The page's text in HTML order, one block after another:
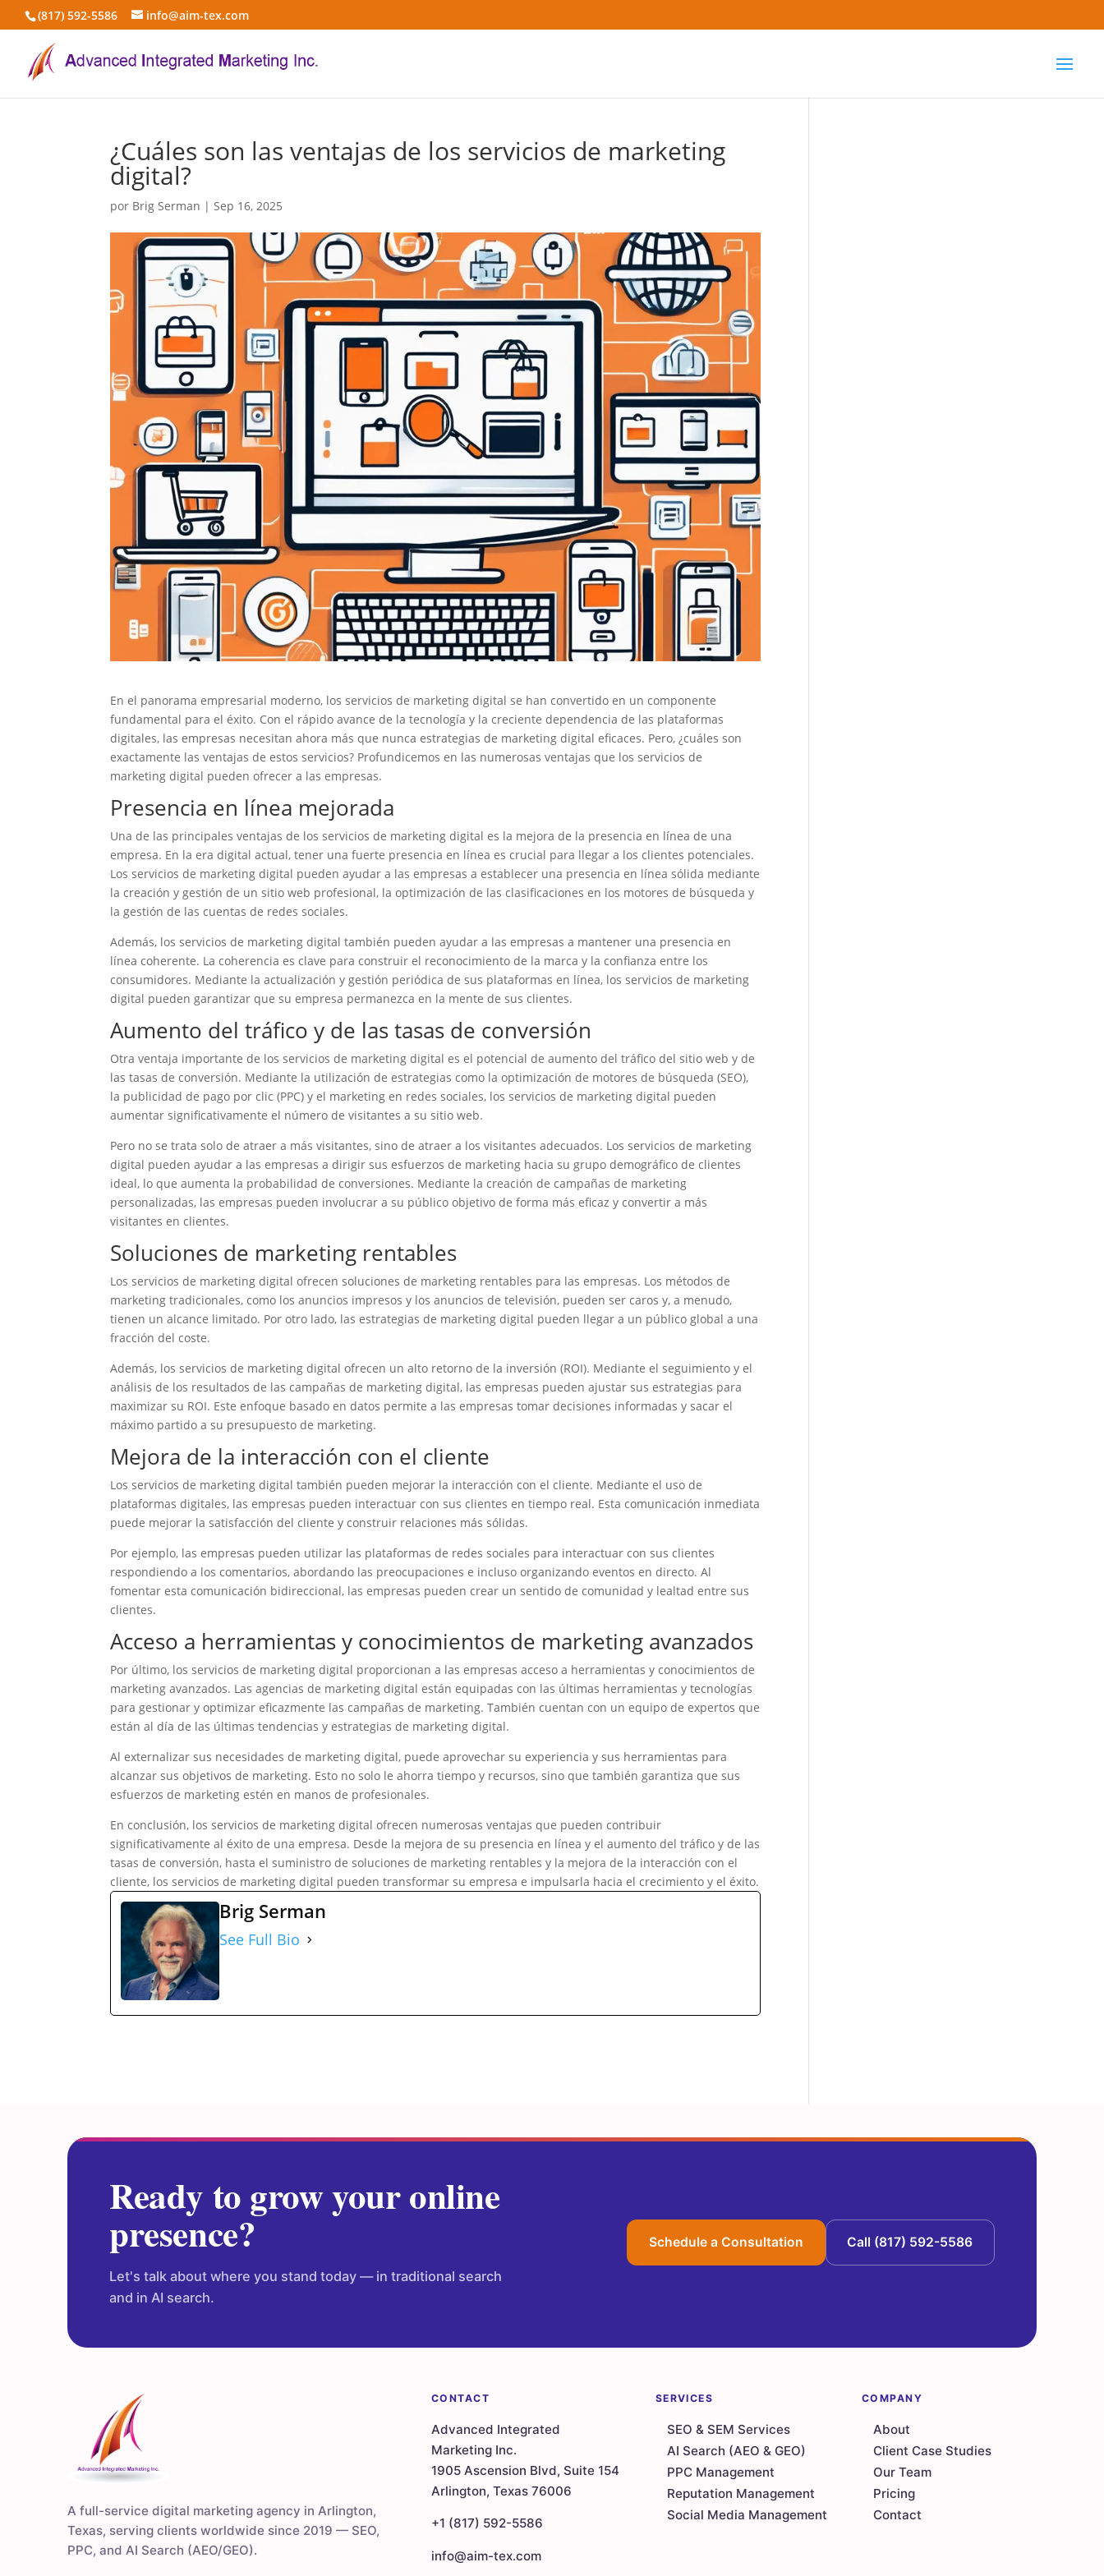
(817) 592-5586 info@aim-tex.com
¿Cuáles son las ventajas de los servicios de marketing
digital?
por Brig Serman |Sep 16, 2025
En el panorama empresarial moderno, los servicios de marketing digital se han convertido en un componente
fundamental para el éxito. Con el rápido avance de la tecnología y la creciente dependencia de las plataformas
digitales, las empresas necesitan ahora más que nunca estrategias de marketing digital eficaces. Pero, ¿cuáles son
exactamente las ventajas de estos servicios? Profundicemos en las numerosas ventajas que los servicios de
marketing digital pueden ofrecer a las empresas.
Presencia en línea mejorada
Una de las principales ventajas de los servicios de marketing digital es la mejora de la presencia en línea de una
empresa. En la era digital actual, tener una fuerte presencia en línea es crucial para llegar a los clientes potenciales.
Los servicios de marketing digital pueden ayudar a las empresas a establecer una presencia en línea sólida mediante
la creación y gestión de un sitio web profesional, la optimización de las clasificaciones en los motores de búsqueda y
la gestión de las cuentas de redes sociales.
Además, los servicios de marketing digital también pueden ayudar a las empresas a mantener una presencia en
línea coherente. La coherencia es clave para construir el reconocimiento de la marca y la confianza entre los
consumidores. Mediante la actualización y gestión periódica de sus plataformas en línea, los servicios de marketing
digital pueden garantizar que su empresa permanezca en la mente de sus clientes.
Aumento del tráfico y de las tasas de conversión
Otra ventaja importante de los servicios de marketing digital es el potencial de aumento del tráfico del sitio web y de
las tasas de conversión. Mediante la utilización de estrategias como la optimización de motores de búsqueda (SEO),
la publicidad de pago por clic (PPC) y el marketing en redes sociales, los servicios de marketing digital pueden
aumentar significativamente el número de visitantes a su sitio web.
Pero no se trata solo de atraer a más visitantes, sino de atraer a los visitantes adecuados. Los servicios de marketing
digital pueden ayudar a las empresas a dirigir sus esfuerzos de marketing hacia su grupo demográfico de clientes
ideal, lo que aumenta la probabilidad de conversiones. Mediante la creación de campañas de marketing
personalizadas, las empresas pueden involucrar a su público objetivo de forma más eficaz y convertir a más
visitantes en clientes.
Soluciones de marketing rentables
Los servicios de marketing digital ofrecen soluciones de marketing rentables para las empresas. Los métodos de
marketing tradicionales, como los anuncios impresos y los anuncios de televisión, pueden ser caros y, a menudo,
tienen un alcance limitado. Por otro lado, las estrategias de marketing digital pueden llegar a un público global a una
fracción del coste.
Además, los servicios de marketing digital ofrecen un alto retorno de la inversión (ROI). Mediante el seguimiento y el
análisis de los resultados de las campañas de marketing digital, las empresas pueden ajustar sus estrategias para
maximizar su ROI. Este enfoque basado en datos permite a las empresas tomar decisiones informadas y sacar el
máximo partido a su presupuesto de marketing.
Mejora de la interacción con el cliente
Los servicios de marketing digital también pueden mejorar la interacción con el cliente. Mediante el uso de
plataformas digitales, las empresas pueden interactuar con sus clientes en tiempo real. Esta comunicación inmediata
puede mejorar la satisfacción del cliente y construir relaciones más sólidas.
Por ejemplo, las empresas pueden utilizar las plataformas de redes sociales para interactuar con sus clientes
respondiendo a los comentarios, abordando las preocupaciones e incluso organizando eventos en directo. Al
fomentar esta comunicación bidireccional, las empresas pueden crear un sentido de comunidad y lealtad entre sus
clientes.
Acceso a herramientas y conocimientos de marketing avanzados
Por último, los servicios de marketing digital proporcionan a las empresas acceso a herramientas y conocimientos de
marketing avanzados. Las agencias de marketing digital están equipadas con las últimas herramientas y tecnologías
para gestionar y optimizar eficazmente las campañas de marketing. También cuentan con un equipo de expertos que
están al día de las últimas tendencias y estrategias de marketing digital.
Al externalizar sus necesidades de marketing digital, puede aprovechar su experiencia y sus herramientas para
alcanzar sus objetivos de marketing. Esto no solo le ahorra tiempo y recursos, sino que también garantiza que sus
esfuerzos de marketing estén en manos de profesionales.
En conclusión, los servicios de marketing digital ofrecen numerosas ventajas que pueden contribuir
significativamente al éxito de una empresa. Desde la mejora de su presencia en línea y el aumento del tráfico y de las
tasas de conversión, hasta el suministro de soluciones de marketing rentables y la mejora de la interacción con el
cliente, los servicios de marketing digital pueden transformar su empresa e impulsarla hacia el crecimiento y el éxito.
Brig Serman
See Full Bio
Ready to grow your online
presence?
Let's talk about where you stand today — in traditional search
and in AI search.
Schedule a Consultation Call (817) 592-5586
A full-service digital marketing agency in Arlington,
Texas, serving clients worldwide since 2019 — SEO,
PPC, and AI Search (AEO/GEO).
CONTACT
Advanced Integrated
Marketing Inc.
1905 Ascension Blvd, Suite 154
Arlington, Texas 76006
+1 (817) 592-5586
info@aim-tex.com
SERVICES
SEO & SEM Services
AI Search (AEO & GEO)
PPC Management
Reputation Management
Social Media Management
COMPANY
About
Client Case Studies
Our Team
Pricing
Contact